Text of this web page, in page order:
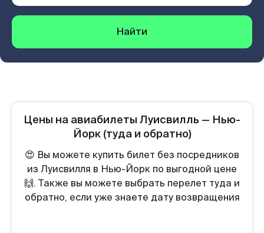
Найти
Цены на авиабилеты Луисвилль — Нью-
Йорк (туда и обратно)
😍 Вы можете купить билет без посредников
из Луисвилля в Нью-Йорк по выгодной цене
🙌. Также вы можете выбрать перелет туда и
обратно, если уже знаете дату возвращения